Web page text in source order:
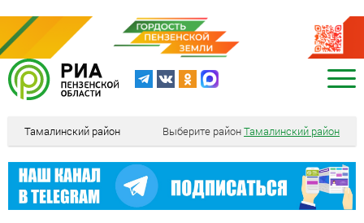
Тамалинский район Выберите районТамалинский район